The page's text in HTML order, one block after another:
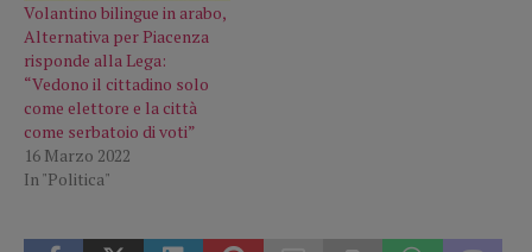
Volantino bilingue in arabo,
Alternativa per Piacenza
risponde alla Lega:
“Vedono il cittadino solo
come elettore e la città
come serbatoio di voti”
16 Marzo 2022
In "Politica"